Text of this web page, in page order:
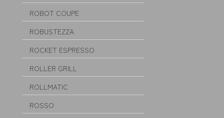
ROBOT COUPE
ROBUSTEZZA
ROCKET ESPRESSO
ROLLER GRILL
ROLLMATIC
ROSSO